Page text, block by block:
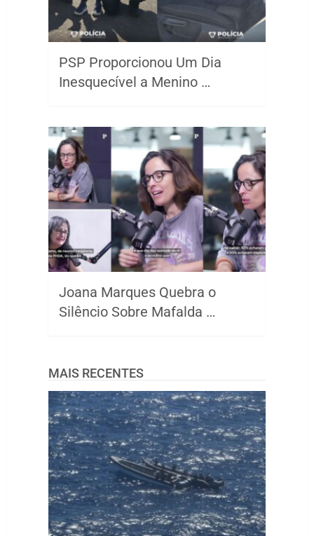
PSP Proporcionou Um Dia
Inesquecível a Menino …
Joana Marques Quebra o
Silêncio Sobre Mafalda …
MAIS RECENTES